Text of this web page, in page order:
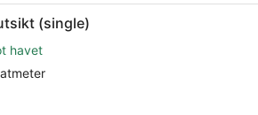
Ett hotellrum med en stor
(single)
havet